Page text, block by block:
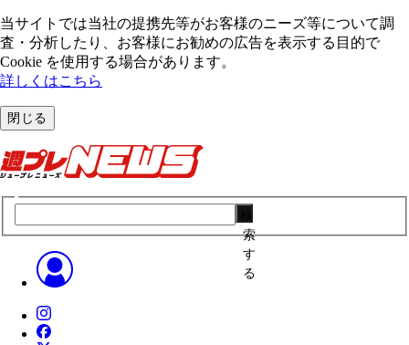
当サイトでは当社の提携先等がお客様のニーズ等について調
査・分析したり、お客様にお勧めの広告を表⽰する⽬的で
Cookie を使⽤する場合があります。
詳しくはこちら
閉じる
索
す
る